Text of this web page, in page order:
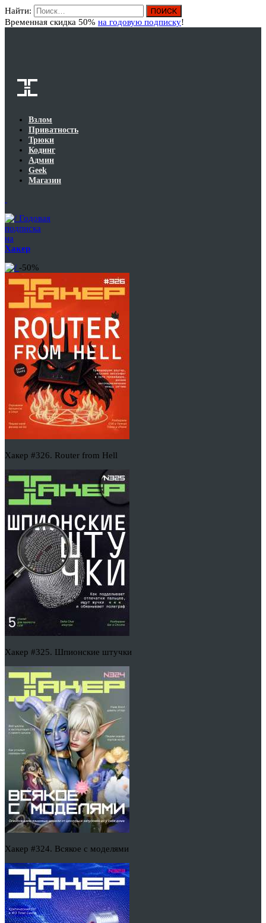
Найти:
Временная скидка 50% на годовую подписку!
Взлом
Приватность
Трюки
Кодинг
Админ
Geek
Магазин
Годовая
подписка
на
Хакер
-50%
Хакер #326. Router from Hell
Хакер #325. Шпионские штучки
Хакер #324. Всякое с моделями